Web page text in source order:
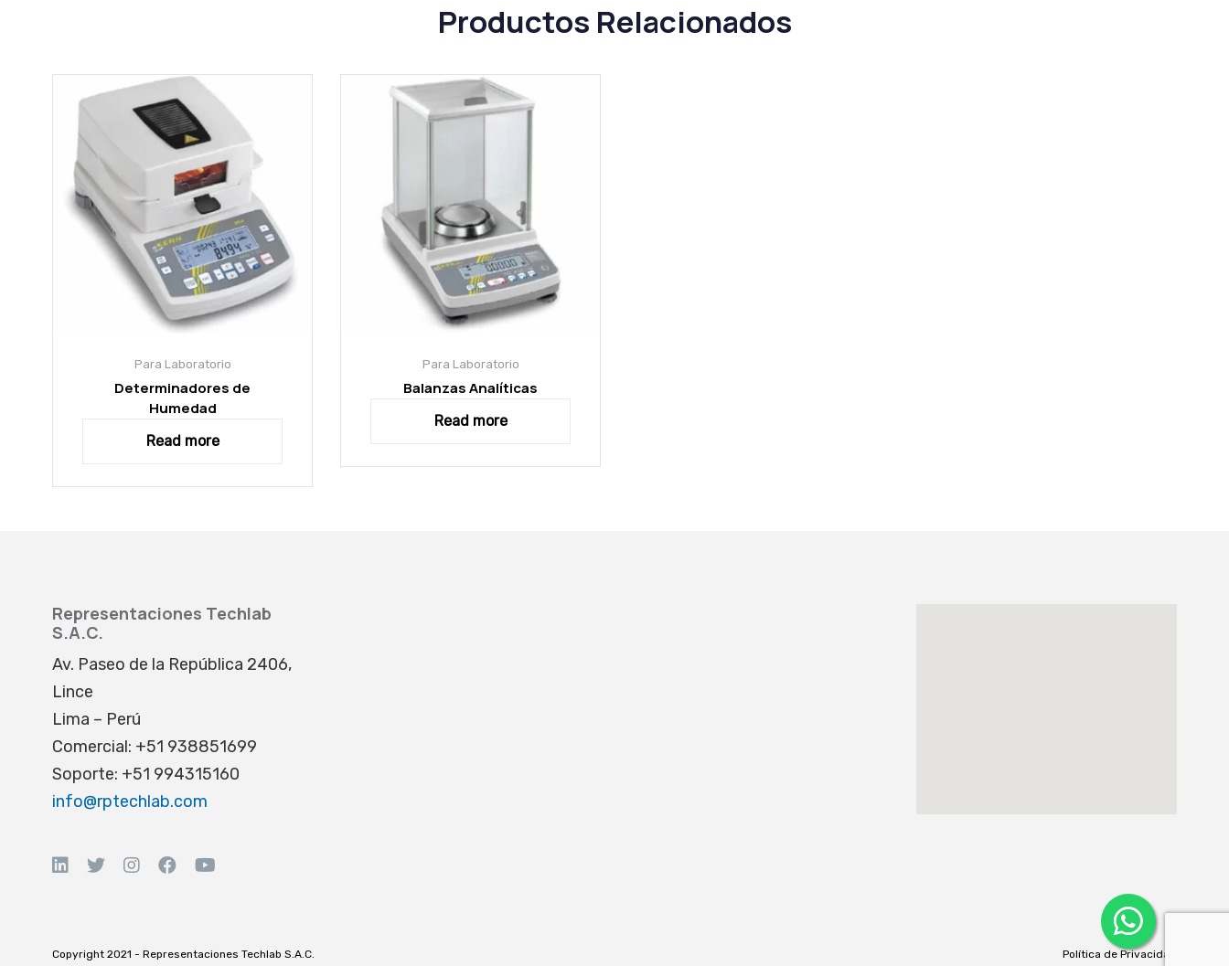
Productos Relacionados
Para Laboratorio
Determinadores de
Humedad
Read more
Para Laboratorio
Balanzas Analíticas
Read more
Representaciones Techlab
S.A.C.
Av. Paseo de la República 2406,
Lince
Lima – Perú
Comercial: +51 938851699
Soporte: +51 994315160
info@rptechlab.com
Copyright 2021 - Representaciones Techlab S.A.C. Política de Privacidad